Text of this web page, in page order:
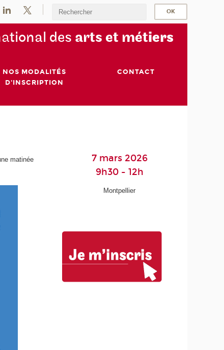
tional des arts et métiers
NOS MODALITÉS
D'INSCRIPTION
CONTACT
matinée
7 mars 2026
9h30 - 12h
Montpellier